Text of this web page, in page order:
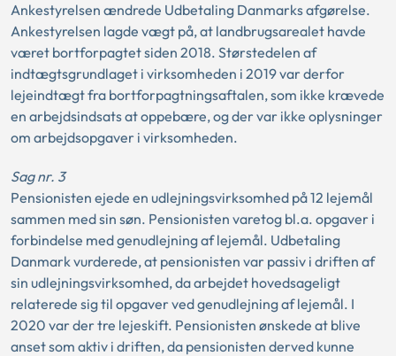
Ankestyrelsen ændrede Udbetaling Danmarks afgørelse.
Ankestyrelsen lagde vægt på, at landbrugsarealet havde
været bortforpagtet siden 2018. Størstedelen af
indtægtsgrundlaget i virksomheden i 2019 var derfor
lejeindtægt fra bortforpagtningsaftalen, som ikke krævede
en arbejdsindsats at oppebære, og der var ikke oplysninger
om arbejdsopgaver i virksomheden.
Sag nr. 3
Pensionisten ejede en udlejningsvirksomhed på 12 lejemål
sammen med sin søn. Pensionisten varetog bl.a. opgaver i
forbindelse med genudlejning af lejemål. Udbetaling
Danmark vurderede, at pensionisten var passiv i driften af
sin udlejningsvirksomhed, da arbejdet hovedsageligt
relaterede sig til opgaver ved genudlejning af lejemål. I
2020 var der tre lejeskift. Pensionisten ønskede at blive
anset som aktiv i driften, da pensionisten derved kunne